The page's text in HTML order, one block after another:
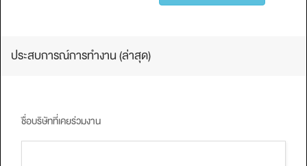
ประสบการณ์การทํางาน (ล่าสุด)
ชื่อบริษัทที่เคยร่วมงาน